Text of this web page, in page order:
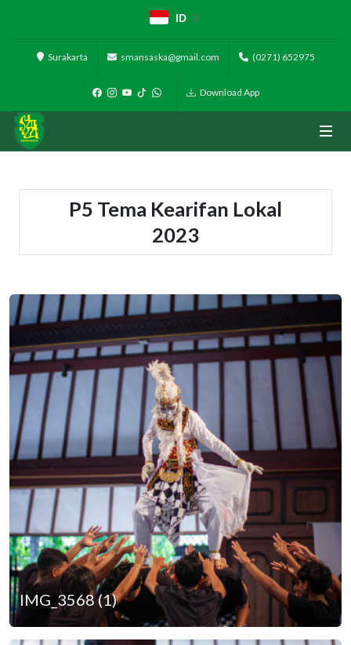
ID
Surakarta smansaska@gmail.com (0271) 652975
Download App
P5 Tema Kearifan Lokal
2023
IMG_3568 (1)